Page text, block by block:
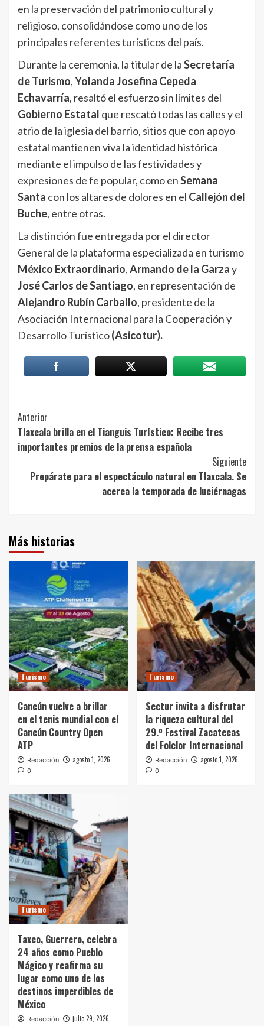
en la preservación del patrimonio cultural y
religioso, consolidándose como uno de los
principales referentes turísticos del país.
Durante la ceremonia, la titular de laSecretaría
de Turismo,Yolanda Josefina Cepeda
Echavarría, resaltó el esfuerzo sin límites del
Gobierno Estatal que rescató todas las calles y el
atrio de la iglesia del barrio, sitios que con apoyo
estatal mantienen viva la identidad histórica
mediante el impulso de las festividades y
expresiones de fe popular, como enSemana
Santa con los altares de dolores en el Callejón del
Buche, entre otras.
La distinción fue entregada por el director
General de la plataforma especializada en turismo
México Extraordinario,Armando de la Garzay
José Carlos de Santiago, en representación de
Alejandro Rubín Carballo, presidente de la
Asociación Internacional para la Cooperación y
Desarrollo Turístico(Asicotur).
Post
Navigation
Anterior
Tlaxcala brilla en el Tianguis Turístico: Recibe tres
importantes premios de la prensa española
Siguiente
Prepárate para el espectáculo natural en Tlaxcala. Se
acerca la temporada de luciérnagas
Más historias
Turismo
Cancún vuelve a brillar
en el tenis mundial con el
Cancún Country Open
ATP
Redacción agosto 1, 2026
0
Turismo
Sectur invita a disfrutar
la riqueza cultural del
29.º Festival Zacatecas
del Folclor Internacional
Redacción agosto 1, 2026
0
Turismo
Taxco, Guerrero, celebra
24 años como Pueblo
Mágico y reafirma su
lugar como uno de los
destinos imperdibles de
México
Redacción julio 29, 2026